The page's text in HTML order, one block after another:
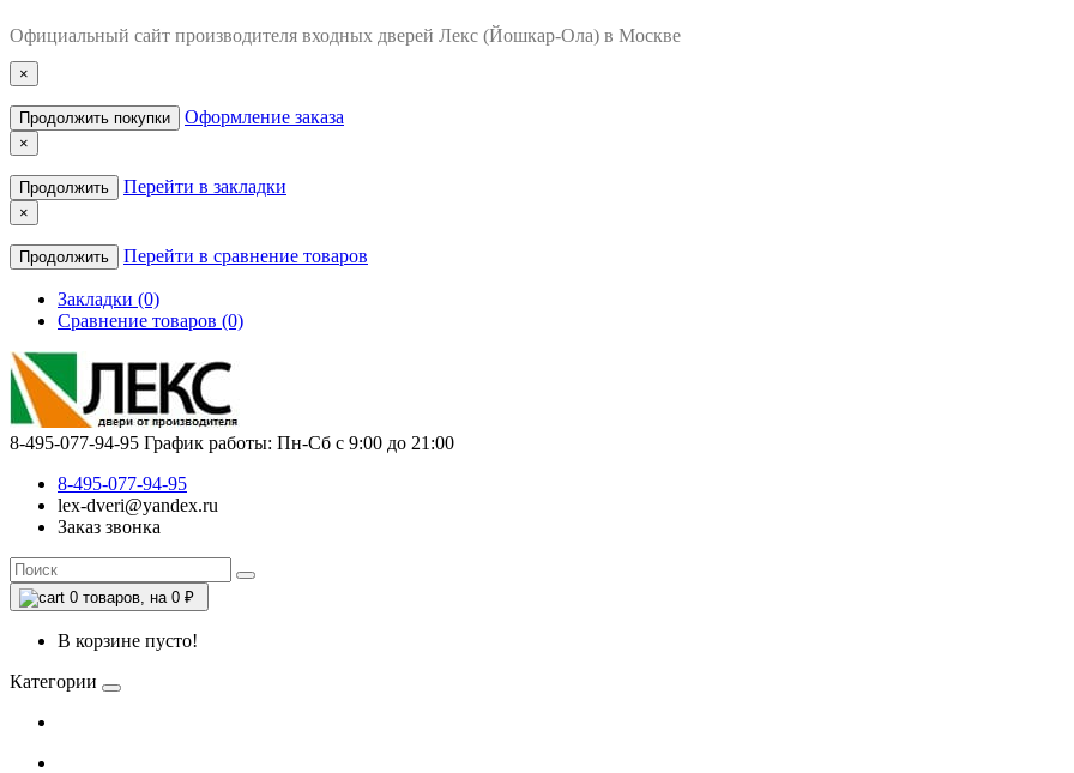
Официальный сайт производителя входных дверей Лекс (Йошкар-Ола) в Москве
×
Продолжить покупки Оформление заказа
×
Продолжить Перейти в закладки
×
Продолжить Перейти в сравнение товаров
Закладки (0)
Сравнение товаров (0)
8-495-077-94-95 График работы: Пн-Сб с 9:00 до 21:00
8-495-077-94-95
lex-dveri@yandex.ru
Заказ звонка
0 товаров, на 0 ₽
В корзине пусто!
Категории